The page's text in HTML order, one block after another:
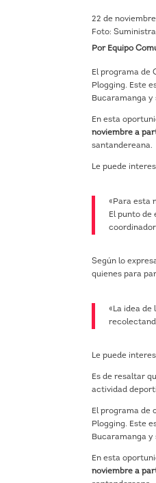
22 de
Foto:
Por Equipo
El programa de
Plogging. Este
Bucaramanga
En esta
noviembre a
santandereana.
Le puede
«Para esta
El punto de
Según lo
quienes para
«La idea
Le puede
Es de resaltar
actividad
El programa de
Plogging. Este
Bucaramanga
En esta
noviembre a